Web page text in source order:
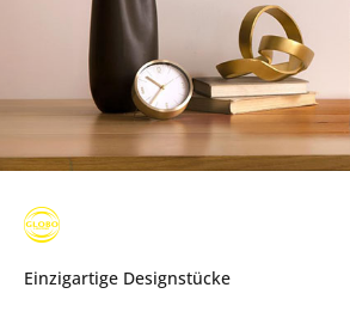
Einzigartige Designstücke